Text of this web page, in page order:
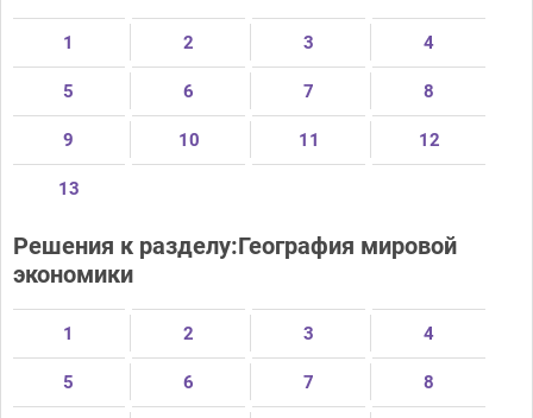
1 2 3 4
5 6 7 8
9 10 11 12
13
Решения к разделу:География мировой
экономики
1 2 3 4
5 6 7 8